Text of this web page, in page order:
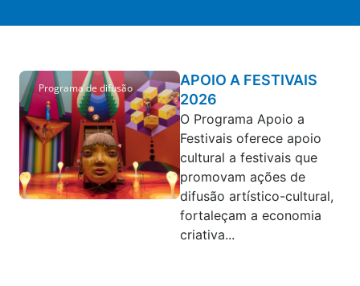
Programa de difusão
APOIO A FESTIVAIS
2026
O Programa Apoio a
Festivais oferece apoio
cultural a festivais que
promovam ações de
difusão artístico-cultural,
fortaleçam a economia
criativa...